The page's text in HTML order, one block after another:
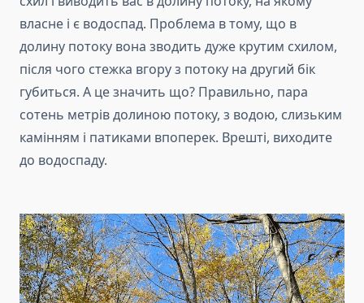
власне і є водоспад. Проблема в тому, що в
долину потоку вона зводить дуже крутим схилом,
після чого стежка вгору з потоку на другий бік
губиться. А це значить що? Правильно, пара
сотень метрів долиною потоку, з водою, слизьким
камінням і патиками впоперек. Врешті, виходите
до водоспаду.